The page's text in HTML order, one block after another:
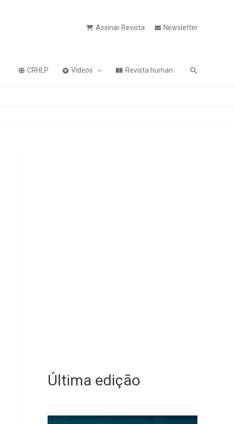
Assinar Revista Newsletter
CRHLP Vídeos Revista human Pesquisa
Última edição